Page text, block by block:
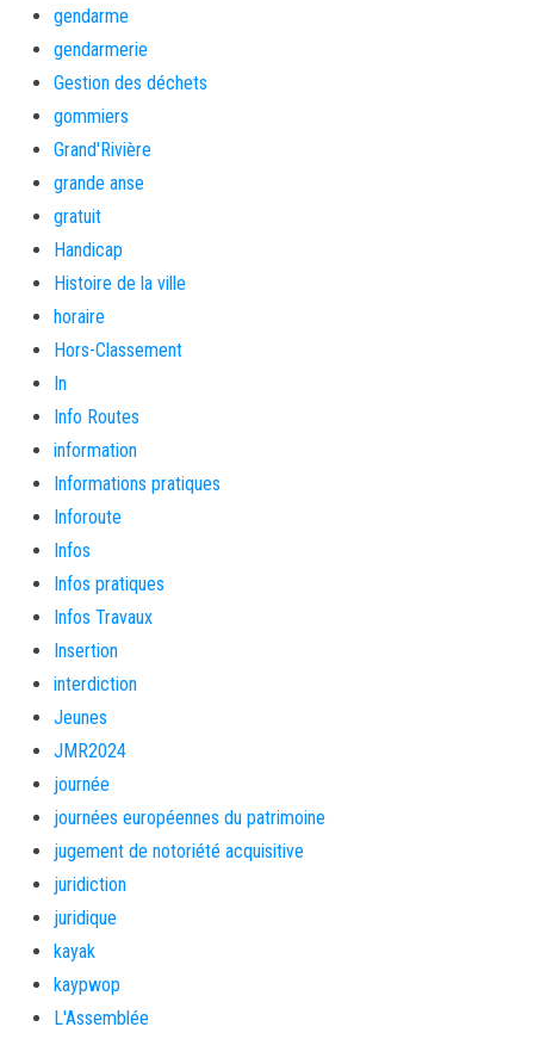
gendarme
gendarmerie
Gestion des déchets
gommiers
Grand'Rivière
grande anse
gratuit
Handicap
Histoire de la ville
horaire
Hors-Classement
In
Info Routes
information
Informations pratiques
Inforoute
Infos
Infos pratiques
Infos Travaux
Insertion
interdiction
Jeunes
JMR2024
journée
journées européennes du patrimoine
jugement de notoriété acquisitive
juridiction
juridique
kayak
kaypwop
L'Assemblée